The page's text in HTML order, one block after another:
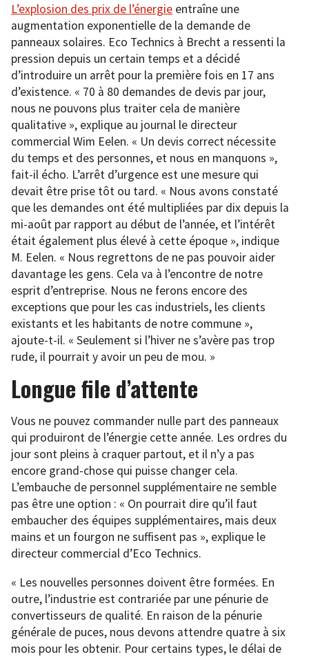
L’explosion des prix de l’énergie entraîne une
augmentation exponentielle de la demande de
panneaux solaires. Eco Technics à Brecht a ressenti la
pression depuis un certain temps et a décidé
d’introduire un arrêt pour la première fois en 17 ans
d’existence. « 70 à 80 demandes de devis par jour,
nous ne pouvons plus traiter cela de manière
qualitative », explique au journal le directeur
commercial Wim Eelen. « Un devis correct nécessite
du temps et des personnes, et nous en manquons »,
fait-il écho. L’arrêt d’urgence est une mesure qui
devait être prise tôt ou tard. « Nous avons constaté
que les demandes ont été multipliées par dix depuis la
mi-août par rapport au début de l’année, et l’intérêt
était également plus élevé à cette époque », indique
M. Eelen. « Nous regrettons de ne pas pouvoir aider
davantage les gens. Cela va à l’encontre de notre
esprit d’entreprise. Nous ne ferons encore des
exceptions que pour les cas industriels, les clients
existants et les habitants de notre commune »,
ajoute-t-il. « Seulement si l’hiver ne s’avère pas trop
rude, il pourrait y avoir un peu de mou. »
Longue file d’attente
Vous ne pouvez commander nulle part des panneaux
qui produiront de l’énergie cette année. Les ordres du
jour sont pleins à craquer partout, et il n’y a pas
encore grand-chose qui puisse changer cela.
L’embauche de personnel supplémentaire ne semble
pas être une option : « On pourrait dire qu’il faut
embaucher des équipes supplémentaires, mais deux
mains et un fourgon ne suffisent pas », explique le
directeur commercial d’Eco Technics.
« Les nouvelles personnes doivent être formées. En
outre, l’industrie est contrariée par une pénurie de
convertisseurs de qualité. En raison de la pénurie
générale de puces, nous devons attendre quatre à six
mois pour les obtenir. Pour certains types, le délai de